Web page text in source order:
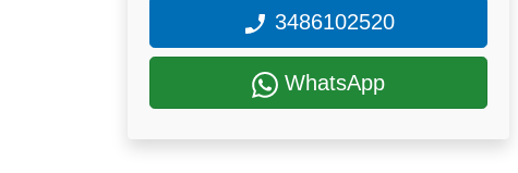
3486102520
WhatsApp